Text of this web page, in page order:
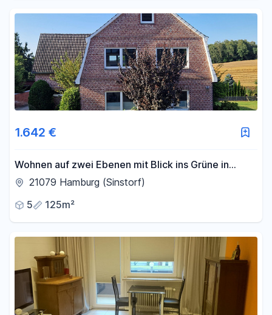
1.642 €
Wohnen auf zwei Ebenen mit Blick ins Grüne in
Hamburg-Sinstorf
21079 Hamburg (Sinstorf)
5
125m²